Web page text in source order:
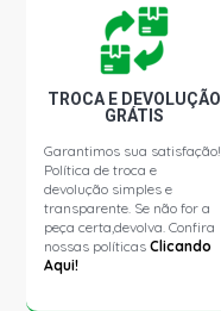
TROCA E DEVOLUÇÃO
GRÁTIS
Garantimos sua satisfação!
Política de troca e
devolução simples e
transparente. Se não for a
peça certa,devolva. Confira
nossas políticasClicando
Aqui!